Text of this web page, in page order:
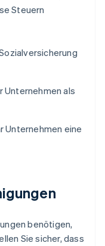
Steuern
Unternehmen als
Unternehmen eine
benötigen,
Sie sicher, dass